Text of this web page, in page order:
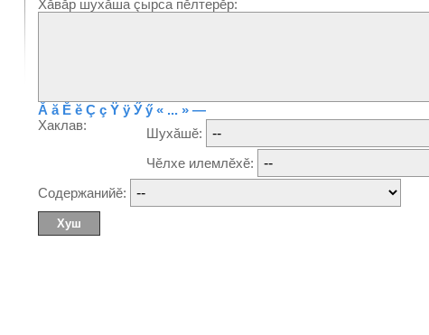
Хăвăр шухăша çырса пĕлтерĕр:
Ă ă Ĕ ĕ Ç ç Ÿ ÿ Ӳ ӳ « ... » —
Хаклав:
Шухăшĕ:
Чĕлхе илемлĕхĕ:
Содержанийĕ: